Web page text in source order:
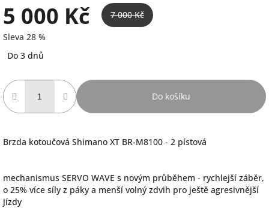
5 000 Kč
7 000 Kč
Sleva 28 %
cena:
Do 3 dnů
Do košíku
Brzda kotoučová Shimano XT BR-M8100 - 2 pístová
mechanismus SERVO WAVE s novým průběhem - rychlejší záběr,
o 25% více síly z páky a menší volný zdvih pro ještě agresivnější
jízdy